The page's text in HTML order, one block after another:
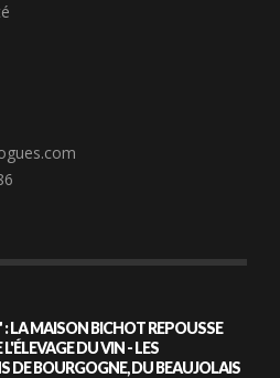
LA MAISON BICHOT REPOUSSE
DU VIN - LES
DE BOURGOGNE, DU BEAUJOLAIS